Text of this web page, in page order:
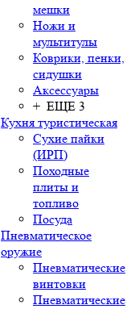
мешки
Ножи и
мультитулы
Коврики, пенки,
сидушки
Аксессуары
+ ЕЩЕ 3
Кухня туристическая
Сухие пайки
(ИРП)
Походные
плиты и
топливо
Посуда
Пневматическое
оружие
Пневматические
винтовки
Пневматические